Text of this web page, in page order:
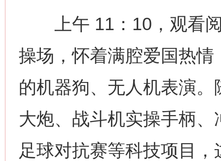
上午 11：10，观看阅
操场，怀着满腔爱国热
的机器狗、无人机表演
大炮、战斗机实操手柄
足球对抗赛等科技项目